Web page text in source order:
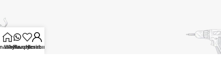
Whatsapp
Favorilerim
Hesabım